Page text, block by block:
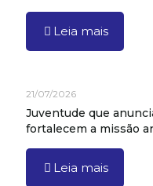
Leia mais
21/07/2026
Juventude que
fortalecem a missão
Leia mais